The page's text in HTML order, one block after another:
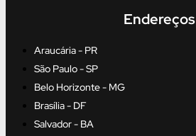
Endereços
Araucária - PR
São Paulo - SP
Belo Horizonte - MG
Brasília - DF
Salvador - BA